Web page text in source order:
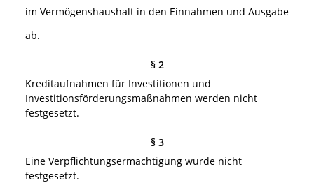
im Vermögenshaushalt in den Einnahmen und Ausgaben mit
ab.
§ 2
Kreditaufnahmen für Investitionen und
Investitionsförderungsmaßnahmen werden nicht
festgesetzt.
§ 3
Eine Verpflichtungsermächtigung wurde nicht
festgesetzt.